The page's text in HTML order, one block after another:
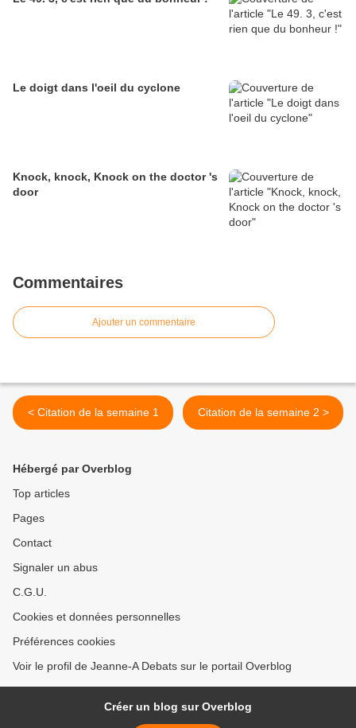
Le doigt dans l'oeil du cyclone
Knock, knock, Knock on the doctor 's
door
Commentaires
Ajouter un commentaire
< Citation de la semaine 1 Citation de la semaine 2 >
Hébergé par Overblog
Top articles
Pages
Contact
Signaler un abus
C.G.U.
Cookies et données personnelles
Préférences cookies
Voir le profil de Jeanne-A Debats sur le portail Overblog
Créer un blog sur Overblog